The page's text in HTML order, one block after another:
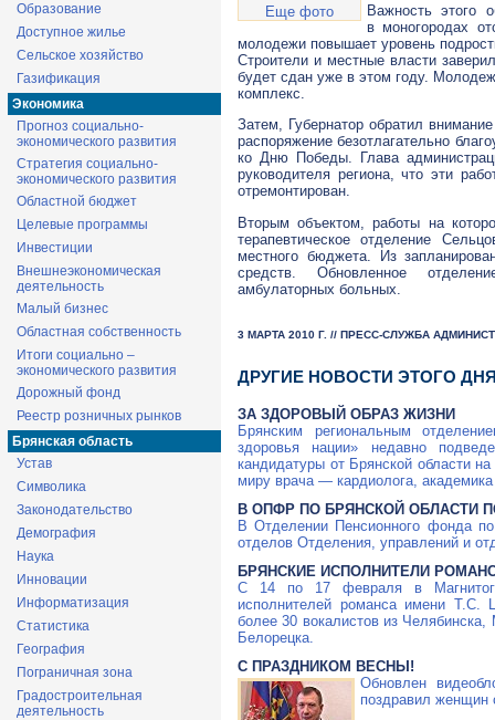
Образование
Доступное жилье
Сельское хозяйство
Газификация
Экономика
Прогноз социально-
экономического развития
Стратегия социально-
экономического развития
Областной бюджет
Целевые программы
Инвестиции
Внешнеэкономическая
деятельность
Малый бизнес
Областная собственность
Итоги социально –
экономического развития
Дорожный фонд
Реестр розничных рынков
Брянская область
Устав
Символика
Законодательство
Демография
Наука
Инновации
Информатизация
Статистика
География
Пограничная зона
Градостроительная
деятельность
Еще фото
Важность этого
в моногородах
молодежи повышает уровень
Строители и местные власти
будет сдан уже в этом году.
комплекс.
Затем, Губернатор обратил
распоряжение безотлагательно
ко Дню Победы. Глава
руководителя региона, что эти
отремонтирован.
Вторым объектом, работы на
терапевтическое отделение
местного бюджета. Из
средств. Обновленное
амбулаторных больных.
3 МАРТА 2010 Г. // ПРЕСС-СЛУЖБА
ДРУГИЕ НОВОСТИ ЭТОГО
ЗА ЗДОРОВЫЙ ОБРАЗ ЖИЗНИ
Брянским региональным
здоровья нации» недавно
кандидатуры от Брянской области
миру врача — кардиолога,
В ОПФР ПО БРЯНСКОЙ ОБЛАСТИ
В Отделении Пенсионного фонда
отделов Отделения, управлений и
БРЯНСКИЕ ИСПОЛНИТЕЛИ
С 14 по 17 февраля в
исполнителей романса имени Т.С.
более 30 вокалистов из
Белорецка.
С ПРАЗДНИКОМ ВЕСНЫ!
Обновлен
поздравил женщин